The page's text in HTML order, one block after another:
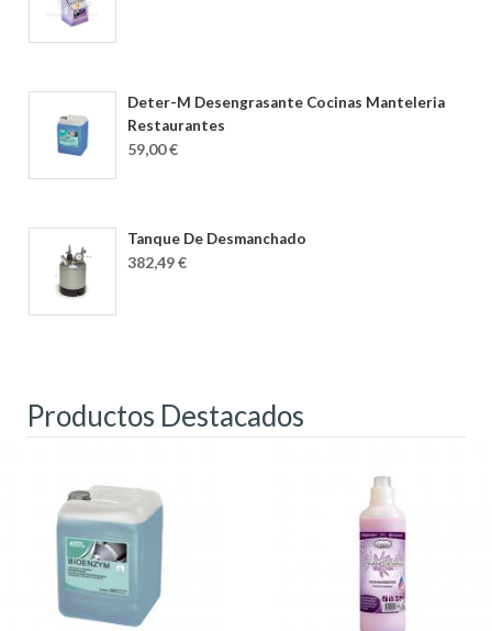
Deter-M Desengrasante Cocinas Manteleria
Restaurantes
59,00 €
Tanque De Desmanchado
382,49 €
Productos Destacados